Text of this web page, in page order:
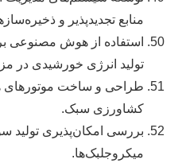
منابع تجدیدپذیر و
استفاده از هوش مصنوعی
تولید انرژی خورشیدی در
طراحی و ساخت موتورهای
کشاورزی سبک.
بررسی امکان‌پذیری
میکروجلبک‌ها.